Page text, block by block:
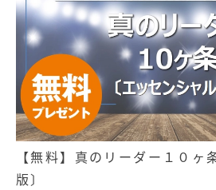
【無料】真のリーダー１０ヶ
版〕